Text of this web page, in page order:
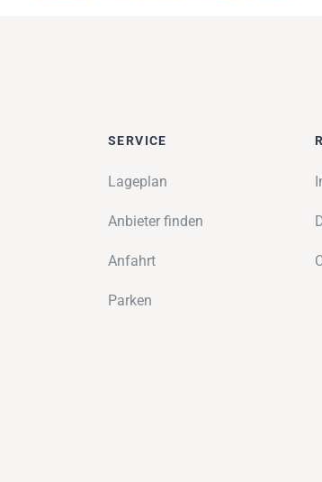
SERVICE
Lageplan
Anbieter finden
Anfahrt
Parken